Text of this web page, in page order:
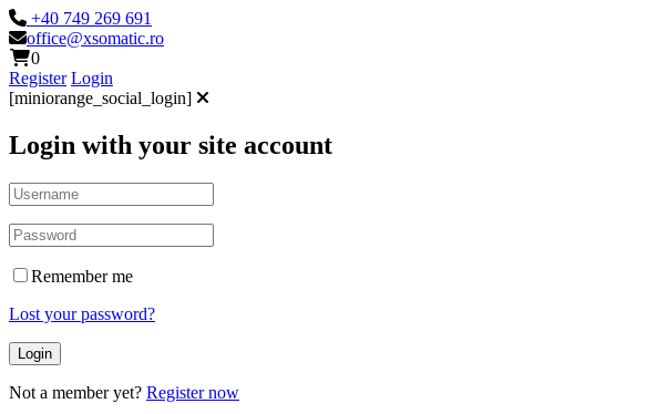
+40 749 269 691
office@xsomatic.ro
0
Register Login
[miniorange_social_login]
Login with your site account
Remember me
Lost your password?
Not a member yet? Register now